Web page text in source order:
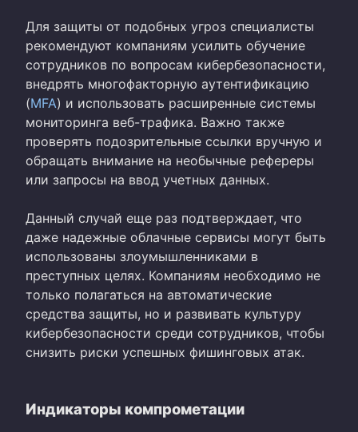
Для защиты от подобных угроз специалисты
рекомендуют компаниям усилить обучение
сотрудников по вопросам кибербезопасности,
внедрять многофакторную аутентификацию
(MFA) и использовать расширенные системы
мониторинга веб-трафика. Важно также
проверять подозрительные ссылки вручную и
обращать внимание на необычные рефереры
или запросы на ввод учетных данных.
Данный случай еще раз подтверждает, что
даже надежные облачные сервисы могут быть
использованы злоумышленниками в
преступных целях. Компаниям необходимо не
только полагаться на автоматические
средства защиты, но и развивать культуру
кибербезопасности среди сотрудников, чтобы
снизить риски успешных фишинговых атак.
Индикаторы компрометации